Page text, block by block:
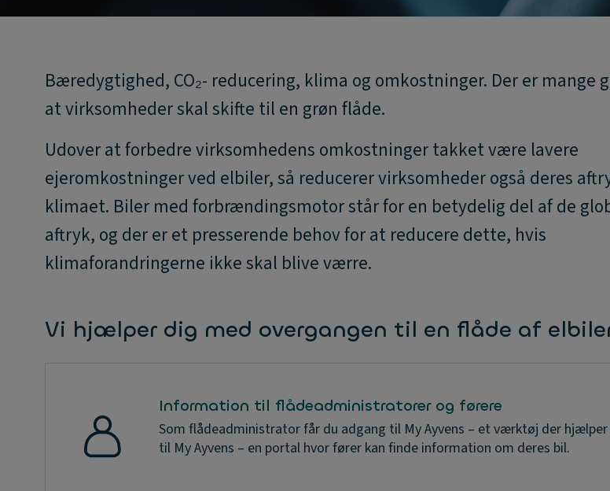
Bæredygtighed, CO₂- reducering, klima og omkostninger. Der er mange
at virksomheder skal skifte til en grøn flåde.
Udover at forbedre virksomhedens omkostninger takket være lavere
ejeromkostninger ved elbiler, så reducerer virksomheder også deres
klimaet. Biler med forbrændingsmotor står for en betydelig del af de
aftryk, og der er et presserende behov for at reducere dette, hvis
klimaforandringerne ikke skal blive værre.
Vi hjælper dig med overgangen til en flåde af
Information til flådeadministratorer og førere
Som flådeadministrator får du adgang til My Ayvens – et værktøj der
til My Ayvens – en portal hvor fører kan finde information om deres bil.